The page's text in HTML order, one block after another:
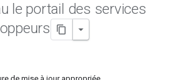
le portail des services